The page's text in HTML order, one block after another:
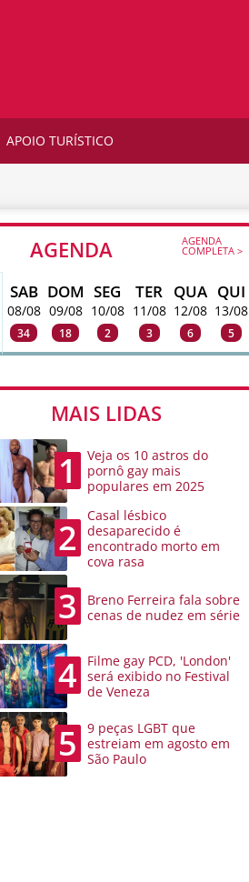
APOIO TURÍSTICO
AGENDA AGENDA
COMPLETA >
SAB
08/08
34
DOM
09/08
18
SEG
10/08
2
TER
11/08
3
QUA
12/08
6
QUI
13/08
5
MAIS LIDAS
1
Veja os 10 astros do
pornô gay mais
populares em 2025
2
Casal lésbico
desaparecido é
encontrado morto em
cova rasa
3
Breno Ferreira fala sobre
cenas de nudez em série
4
Filme gay PCD, 'London'
será exibido no Festival
de Veneza
5
9 peças LGBT que
estreiam em agosto em
São Paulo